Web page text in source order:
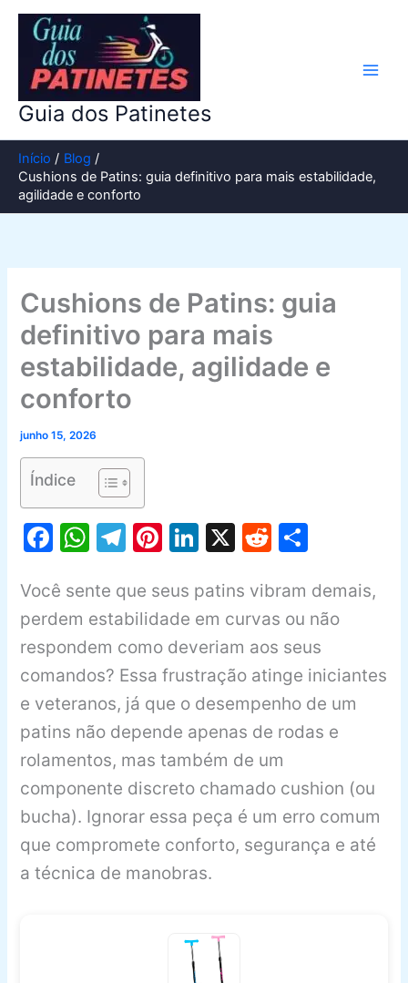
conteúdo
Guia dos Patinetes
Início
Blog
Cushions de Patins: guia definitivo para mais estabilidade,
agilidade e conforto
Cushions de Patins: guia
definitivo para mais
estabilidade, agilidade e
conforto
junho 15, 2026
Índice
F
c
e
b
o
o
k
W
at
s
A
p
p
T
e
gr
a
m
Pi
er
e
st
Li
k
e
dI
n
X
R
d
di
t
ar
e
Você sente que seus patins vibram demais,
perdem estabilidade em curvas ou não
respondem como deveriam aos seus
comandos? Essa frustração atinge iniciantes
e veteranos, já que o desempenho de um
patins não depende apenas de rodas e
rolamentos, mas também de um
componente discreto chamado cushion (ou
bucha). Ignorar essa peça é um erro comum
que compromete conforto, segurança e até
a técnica de manobras.